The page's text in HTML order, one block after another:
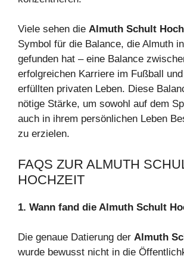
Viele sehen die Almuth Schult
Symbol für die Balance, die Almuth
gefunden hat – eine Balance
erfolgreichen Karriere im Fußball
erfüllten privaten Leben. Diese
nötige Stärke, um sowohl auf dem
auch in ihrem persönlichen Leben
zu erzielen.
FAQS ZUR ALMUTH
HOCHZEIT
1. Wann fand die Almuth Schult
Die genaue Datierung der Almuth
wurde bewusst nicht in die